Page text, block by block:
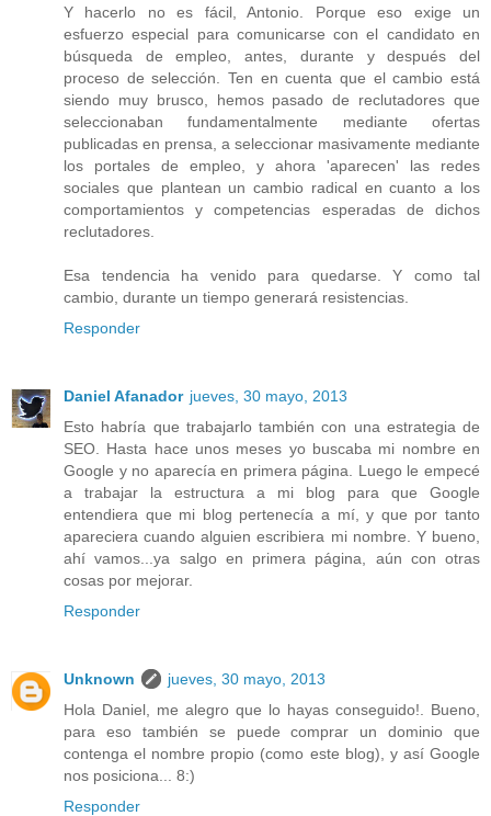
Y hacerlo no es fácil, Antonio. Porque eso exige un
esfuerzo especial para comunicarse con el candidato en
búsqueda de empleo, antes, durante y después del
proceso de selección. Ten en cuenta que el cambio está
siendo muy brusco, hemos pasado de reclutadores que
seleccionaban fundamentalmente mediante ofertas
publicadas en prensa, a seleccionar masivamente mediante
los portales de empleo, y ahora 'aparecen' las redes
sociales que plantean un cambio radical en cuanto a los
comportamientos y competencias esperadas de dichos
reclutadores.
Esa tendencia ha venido para quedarse. Y como tal
cambio, durante un tiempo generará resistencias.
Responder
Daniel Afanador jueves, 30 mayo, 2013
Esto habría que trabajarlo también con una estrategia de
SEO. Hasta hace unos meses yo buscaba mi nombre en
Google y no aparecía en primera página. Luego le empecé
a trabajar la estructura a mi blog para que Google
entendiera que mi blog pertenecía a mí, y que por tanto
apareciera cuando alguien escribiera mi nombre. Y bueno,
ahí vamos...ya salgo en primera página, aún con otras
cosas por mejorar.
Responder
Unknown
jueves, 30 mayo, 2013
Hola Daniel, me alegro que lo hayas conseguido!. Bueno,
para eso también se puede comprar un dominio que
contenga el nombre propio (como este blog), y así Google
nos posiciona... 8:)
Responder